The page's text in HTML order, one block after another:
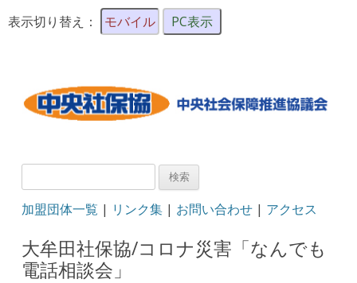
表示切り替え： モバイル PC表示
検
加盟団体一覧 | リンク集 | お問い合わせ | アクセス
大牟田社保協/コロナ災害「なんでも
電話相談会」